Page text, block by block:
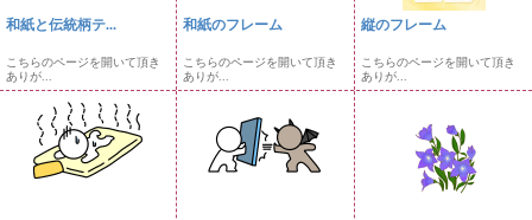
和紙と伝統柄テ...
こちらのページを開いて頂き
ありが...
和紙のフレーム
こちらのページを開いて頂き
ありが...
縦のフレーム
こちらのページを開いて頂き
ありが...